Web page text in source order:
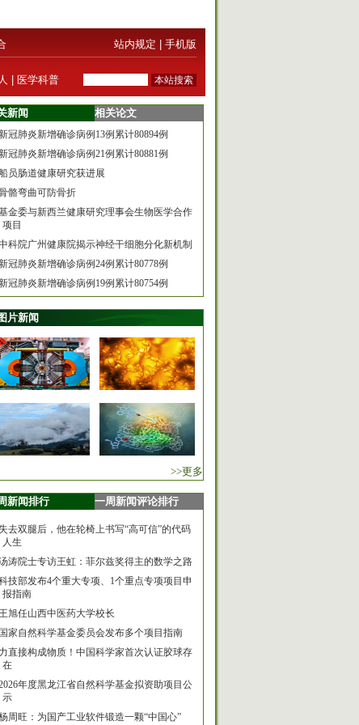
站内规定 手机版
医学科普
新闻 相关论文
冠肺炎新增确诊病例13例累计80894例
冠肺炎新增确诊病例21例累计80881例
员肠道健康研究获进展
骼弯曲可防骨折
金委与新西兰健康研究理事会生物医学合作
项目
科院广州健康院揭示神经干细胞分化新机制
冠肺炎新增确诊病例24例累计80778例
冠肺炎新增确诊病例19例累计80754例
片新闻
>>更多
新闻排行 一周新闻评论排行
失去双腿后，他在轮椅上书写“高可信”的代码
人生
涛院士专访王虹：菲尔兹奖得主的数学之路
技部发布4个重大专项、1个重点专项项目申
报指南
王旭任山西中医药大学校长
国家自然科学基金委员会发布多个项目指南
力直接构成物质！中国科学家首次认证胶球存
在
年度黑龙江省自然科学基金拟资助项目公
示
周旺：为国产工业软件锻造一颗“中国心”